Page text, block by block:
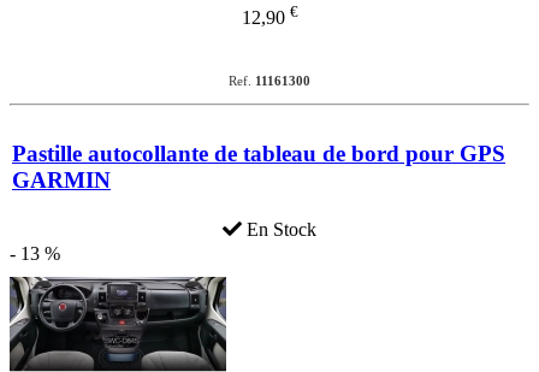
12,90 €
Ref. 11161300
Pastille autocollante de tableau de bord pour GPS
GARMIN
En Stock
- 13 %